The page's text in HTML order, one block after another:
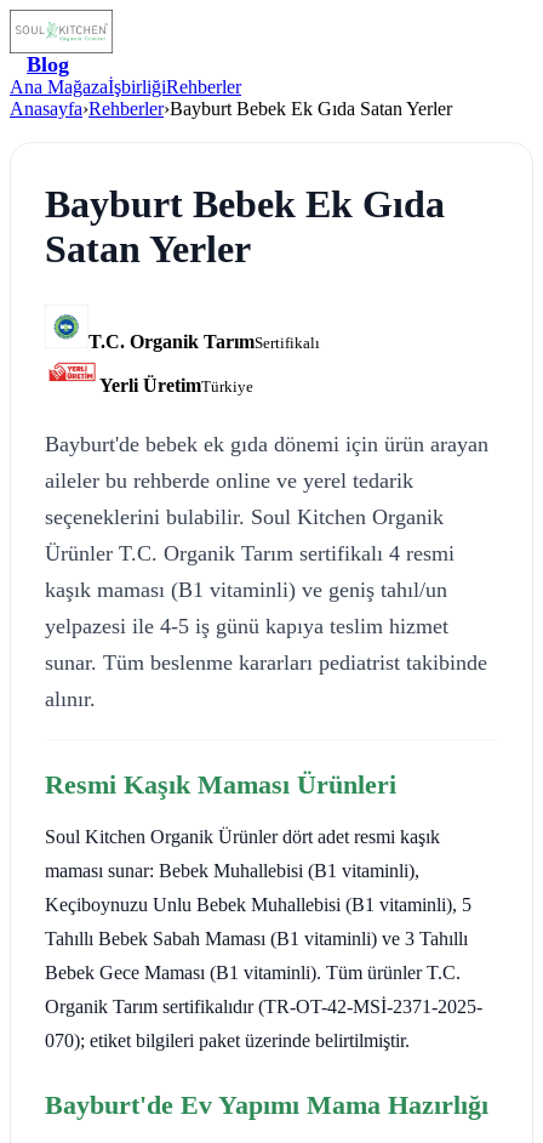
Blog
Ana MağazaİşbirliğiRehberler
Anasayfa›Rehberler›Bayburt Bebek Ek Gıda Satan Yerler
Bayburt Bebek Ek Gıda
Satan Yerler
T.C. Organik TarımSertifikalı
Yerli ÜretimTürkiye
Bayburt'de bebek ek gıda dönemi için ürün arayan
aileler bu rehberde online ve yerel tedarik
seçeneklerini bulabilir. Soul Kitchen Organik
Ürünler T.C. Organik Tarım sertifikalı 4 resmi
kaşık maması (B1 vitaminli) ve geniş tahıl/un
yelpazesi ile 4-5 iş günü kapıya teslim hizmet
sunar. Tüm beslenme kararları pediatrist takibinde
alınır.
Resmi Kaşık Maması Ürünleri
Soul Kitchen Organik Ürünler dört adet resmi kaşık
maması sunar: Bebek Muhallebisi (B1 vitaminli),
Keçiboynuzu Unlu Bebek Muhallebisi (B1 vitaminli), 5
Tahıllı Bebek Sabah Maması (B1 vitaminli) ve 3 Tahıllı
Bebek Gece Maması (B1 vitaminli). Tüm ürünler T.C.
Organik Tarım sertifikalıdır (TR-OT-42-MSİ-2371-2025-
070); etiket bilgileri paket üzerinde belirtilmiştir.
Bayburt'de Ev Yapımı Mama Hazırlığı